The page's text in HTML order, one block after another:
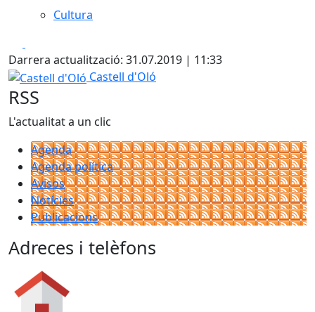
Cultura
Darrera actualització: 31.07.2019 | 11:33
Castell d'Oló
Castell d'Oló
RSS
L'actualitat a un clic
Agenda
Agenda política
Avisos
Notícies
Publicacions
Adreces i telèfons